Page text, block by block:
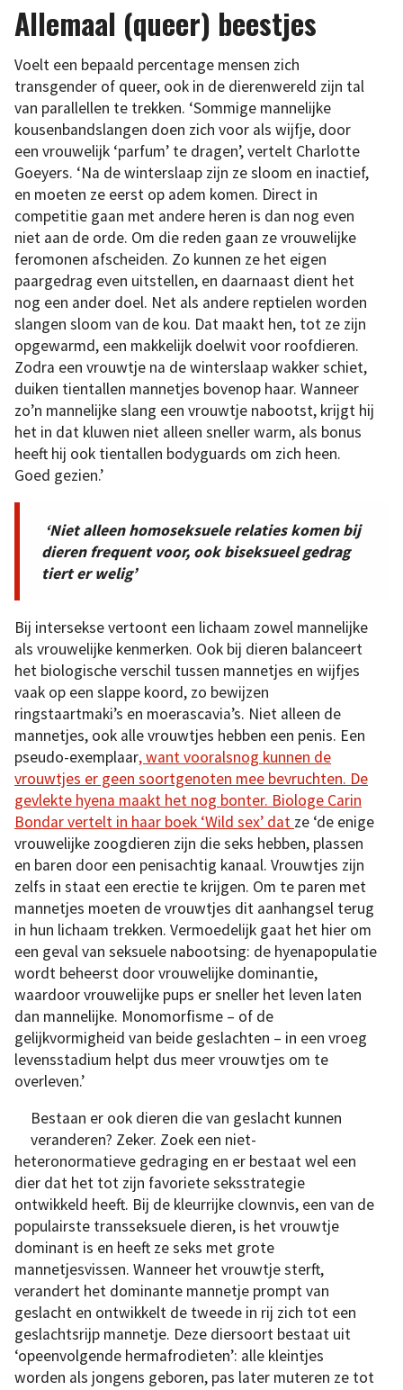
Allemaal (queer) beestjes
Voelt een bepaald percentage mensen zich
transgender of queer, ook in de dierenwereld zijn tal
van parallellen te trekken. ‘Sommige mannelijke
kousenbandslangen doen zich voor als wijfje, door
een vrouwelijk ‘parfum’ te dragen’, vertelt Charlotte
Goeyers. ‘Na de winterslaap zijn ze sloom en inactief,
en moeten ze eerst op adem komen. Direct in
competitie gaan met andere heren is dan nog even
niet aan de orde. Om die reden gaan ze vrouwelijke
feromonen afscheiden. Zo kunnen ze het eigen
paargedrag even uitstellen, en daarnaast dient het
nog een ander doel. Net als andere reptielen worden
slangen sloom van de kou. Dat maakt hen, tot ze zijn
opgewarmd, een makkelijk doelwit voor roofdieren.
Zodra een vrouwtje na de winterslaap wakker schiet,
duiken tientallen mannetjes bovenop haar. Wanneer
zo’n mannelijke slang een vrouwtje nabootst, krijgt hij
het in dat kluwen niet alleen sneller warm, als bonus
heeft hij ook tientallen bodyguards om zich heen.
Goed gezien.’
‘Niet alleen homoseksuele relaties komen bij
dieren frequent voor, ook biseksueel gedrag
tiert er welig’
Bij intersekse vertoont een lichaam zowel mannelijke
als vrouwelijke kenmerken. Ook bij dieren balanceert
het biologische verschil tussen mannetjes en wijfjes
vaak op een slappe koord, zo bewijzen
ringstaartmaki’s en moerascavia’s. Niet alleen de
mannetjes, ook alle vrouwtjes hebben een penis. Een
pseudo-exemplaar, want vooralsnog kunnen de
vrouwtjes er geen soortgenoten mee bevruchten. De
gevlekte hyena maakt het nog bonter. Biologe Carin
Bondar vertelt in haar boek ‘Wild sex’ dat ze ‘de enige
vrouwelijke zoogdieren zijn die seks hebben, plassen
en baren door een penisachtig kanaal. Vrouwtjes zijn
zelfs in staat een erectie te krijgen. Om te paren met
mannetjes moeten de vrouwtjes dit aanhangsel terug
in hun lichaam trekken. Vermoedelijk gaat het hier om
een geval van seksuele nabootsing: de hyenapopulatie
wordt beheerst door vrouwelijke dominantie,
waardoor vrouwelijke pups er sneller het leven laten
dan mannelijke. Monomorfisme – of de
gelijkvormigheid van beide geslachten – in een vroeg
levensstadium helpt dus meer vrouwtjes om te
overleven.’
Bestaan er ook dieren die van geslacht kunnen
veranderen? Zeker. Zoek een niet-
heteronormatieve gedraging en er bestaat wel een
dier dat het tot zijn favoriete seksstrategie
ontwikkeld heeft. Bij de kleurrijke clownvis, een van de
populairste transseksuele dieren, is het vrouwtje
dominant is en heeft ze seks met grote
mannetjesvissen. Wanneer het vrouwtje sterft,
verandert het dominante mannetje prompt van
geslacht en ontwikkelt de tweede in rij zich tot een
geslachtsrijp mannetje. Deze diersoort bestaat uit
‘opeenvolgende hermafrodieten’: alle kleintjes
worden als jongens geboren, pas later muteren ze tot